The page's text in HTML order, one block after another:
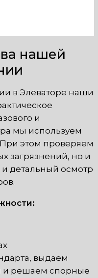
нашей
в Элеваторе наши
и
мы используем
этом проверяем
загрязнений, но и
детальный осмотр
выдаем
и решаем спорные